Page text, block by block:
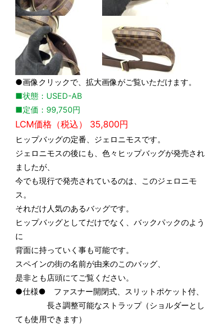
●画像クリックで、拡大画像がご覧いただけます。
■状態：USED-AB
■定価：99,750円
LCM価格（税込） 35,800円
ヒップバッグの定番、ジェロニモスです。
ジェロニモスの後にも、色々ヒップバッグが発売され
ましたが、
今でも現行で発売されているのは、このジェロニモ
ス。
それだけ人気のあるバッグです。
ヒップバッグとしてだけでなく、バックパックのよう
に
背面に持っていく事も可能です。
スペインの街の名前が由来のこのバッグ、
是非とも店頭にてご覧ください。
●仕様● ファスナー開閉式、スリットポケット付、
長さ調整可能なストラップ（ショルダーとし
ても使用できます）